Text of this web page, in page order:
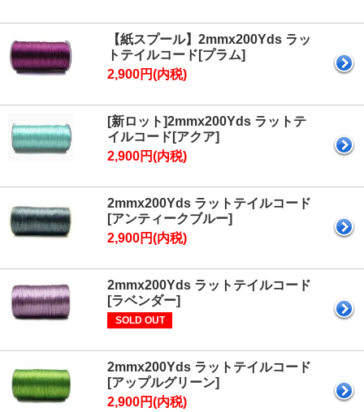
【紙スプール】2mmx200Yds ラッ
トテイルコード[プラム]
2,900円(内税)
[新ロット]2mmx200Yds ラットテ
イルコード[アクア]
2,900円(内税)
2mmx200Yds ラットテイルコード
[アンティークブルー]
2,900円(内税)
2mmx200Yds ラットテイルコード
[ラベンダー]
SOLD OUT
2mmx200Yds ラットテイルコード
[アップルグリーン]
2,900円(内税)